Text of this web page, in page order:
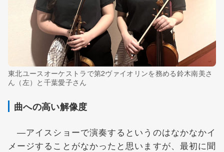
東北ユースオーケストラで第2ヴァイオリンを務める鈴木南美さ
ん（左）と千葉愛子さん
曲への高い解像度
―アイスショーで演奏するというのはなかなかイ
メージすることがなかったと思いますが、最初に聞